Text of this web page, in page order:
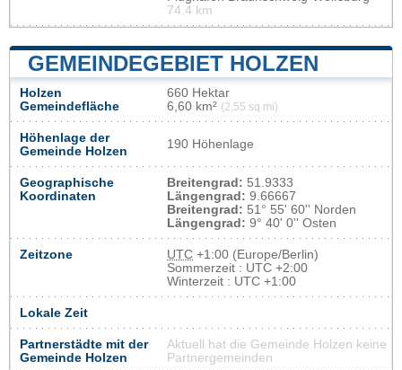
74.4 km
GEMEINDEGEBIET HOLZEN
Holzen
Gemeindefläche
660 Hektar
6,60 km² (2,55 sq mi)
Höhenlage der
Gemeinde Holzen
190 Höhenlage
Geographische
Koordinaten
Breitengrad: 51.9333
Längengrad: 9.66667
Breitengrad: 51° 55' 60'' Norden
Längengrad: 9° 40' 0'' Osten
Zeitzone UTC +1:00 (Europe/Berlin)
Sommerzeit : UTC +2:00
Winterzeit : UTC +1:00
Lokale Zeit
Partnerstädte mit der
Gemeinde Holzen
Aktuell hat die Gemeinde Holzen keine
Partnergemeinden